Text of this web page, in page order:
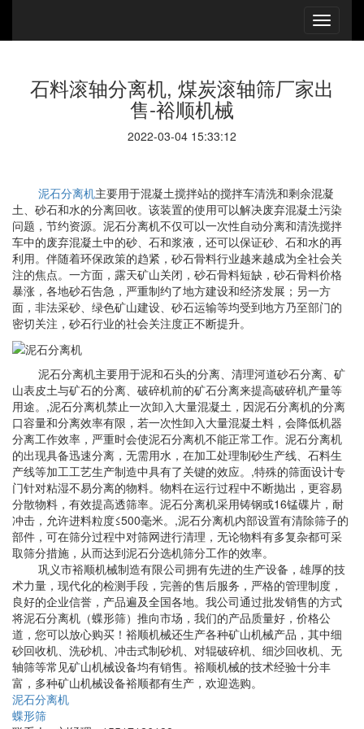
石料滚轴分离机, 煤炭滚轴筛厂家出
售-裕顺机械
2022-03-04 15:33:12
泥石分离机主要用于混凝土搅拌站的搅拌车清洗和剩余混凝
土、砂石和水的分离回收。该装置的使用可以解决废弃混凝土污染
问题，节约资源。泥石分离机不仅可以一次性自动分离和清洗搅拌
车中的废弃混凝土中的砂、石和浆液，还可以保证砂、石和水的再
利用。伴随着环保政策的趋紧，砂石骨料行业越来越成为全社会关
注的焦点。一方面，露天矿山关闭，砂石骨料短缺，砂石骨料价格
暴涨，各地砂石告急，严重制约了地方建设和经济发展；另一方
面，非法采砂、绿色矿山建设、砂石运输等均受到地方乃至部门的
密切关注，砂石行业的社会关注度正不断提升。
泥石分离机主要用于泥和石头的分离、清理河道砂石分离、矿
山表皮土与矿石的分离、破碎机前的矿石分离来提高破碎机产量等
用途。,泥石分离机禁止一次卸入大量混凝土，因泥石分离机的分离
口容量和分离效率有限，若一次性卸入大量混凝土料，会降低机器
分离工作效率，严重时会使泥石分离机不能正常工作。泥石分离机
的出现具备迅速分离，无需用水，在加工处理制砂生产线、石料生
产线等加工工艺生产制造中具有了关键的效应。,特殊的筛面设计专
门针对粘湿不易分离的物料。物料在运行过程中不断抛出，更容易
分散物料，有效提高透筛率。泥石分离机采用铸钢或16锰碟片，耐
冲击，允许进料粒度≤500毫米。,泥石分离机内部设置有清除筛子的
部件，可在筛分过程中对筛网进行清理，无论物料有多复杂都可采
取筛分措施，从而达到泥石分选机筛分工作的效率。
巩义市裕顺机械制造有限公司拥有先进的生产设备，雄厚的技
术力量，现代化的检测手段，完善的售后服务，严格的管理制度，
良好的企业信誉，产品遍及全国各地。我公司通过批发销售的方式
将泥石分离机（蝶形筛）推向市场，我们的产品质量好，价格公
道，您可以放心购买！裕顺机械还生产各种矿山机械产品，其中细
砂回收机、洗砂机、冲击式制砂机、对辊破碎机、细沙回收机、无
轴筛等常见矿山机械设备均有销售。裕顺机械的技术经验十分丰
富，多种矿山机械设备裕顺都有生产，欢迎选购。
泥石分离机
蝶形筛